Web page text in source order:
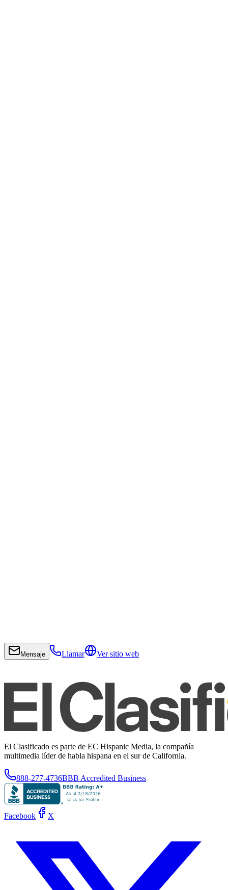
Mensaje Llamar Ver sitio web
El Clasificado es parte de EC Hispanic Media, la compañía
multimedia líder de habla hispana en el sur de California.
888-277-4736BBB Accredited Business
Facebook X